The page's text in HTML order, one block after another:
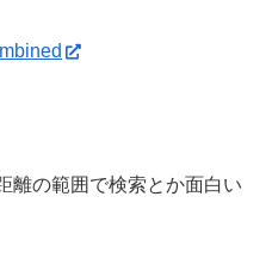
距離の範囲で検索とか面白い